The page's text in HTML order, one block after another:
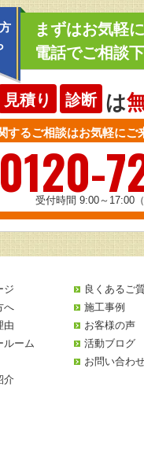
まずはお気軽に
電話でご相談
見積り 診断 は
するご相談はお気軽にご
0120-
受付時間 9:00～17:00（
ジ
へ
由
ルーム
介
良くあるご
施工事例
お客様の声
活動ブログ
お問い合わ